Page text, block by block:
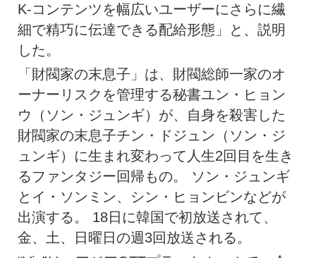
K-コンテンツを幅広いユーザーにさらに繊
細で精巧に伝達できる配給形態」と、説明
した。
「財閥家の末息子」は、財閥総師一家のオ
ーナーリスクを管理する秘書ユン・ヒョン
ウ（ソン・ジュンギ）が、自身を殺害した
財閥家の末息子チン・ドジュン（ソン・ジ
ュンギ）に生まれ変わって人生2回目を生き
るファンタジー回帰もの。 ソン・ジュンギ
とイ・ソンミン、シン・ヒョンビンなどが
出演する。 18日に韓国で初放送されて、
金、土、日曜日の週3回放送される。